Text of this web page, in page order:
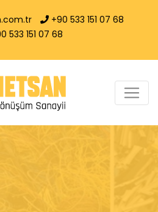
+90 533 151 07 68
533 151 07 68